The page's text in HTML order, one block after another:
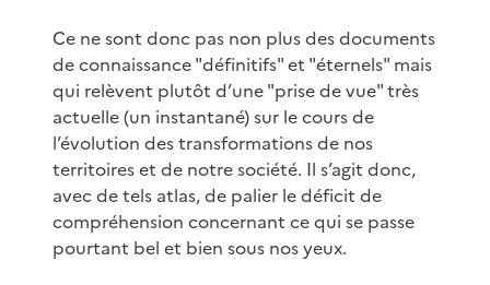
Ce ne sont donc pas non plus des documents
de connaissance "définitifs" et "éternels" mais
qui relèvent plutôt d’une "prise de vue" très
actuelle (un instantané) sur le cours de
l’évolution des transformations de nos
territoires et de notre société. Il s’agit donc,
avec de tels atlas, de palier le déficit de
compréhension concernant ce qui se passe
pourtant bel et bien sous nos yeux.